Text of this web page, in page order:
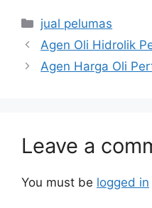
jual pelumas
Agen Oli Hidrolik
Agen Harga Oli
Leave a
You must be logged in